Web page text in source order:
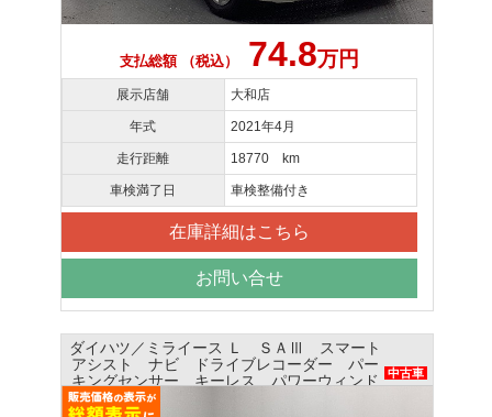
支払総額 （税込） 74.8万円
展示店舗 大和店
年式 2021年4月
走行距離 18770 km
車検満了日 車検整備付き
在庫詳細はこちら
お問い合せ
ダイハツ／ミライース Ｌ ＳＡⅢ スマート
アシスト ナビ ドライブレコーダー パー
キングセンサー キーレス パワーウィンド
中古車